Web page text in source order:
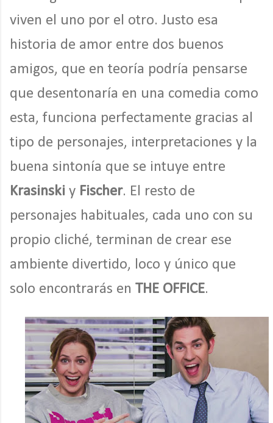
viven el uno por el otro. Justo esa
historia de amor entre dos buenos
amigos, que en teoría podría pensarse
que desentonaría en una comedia como
esta, funciona perfectamente gracias al
tipo de personajes, interpretaciones y la
buena sintonía que se intuye entre
Krasinski y Fischer. El resto de
personajes habituales, cada uno con su
propio cliché, terminan de crear ese
ambiente divertido, loco y único que
solo encontrarás en THE OFFICE.